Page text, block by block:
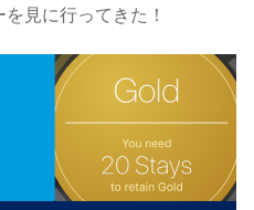
見に行ってきた！